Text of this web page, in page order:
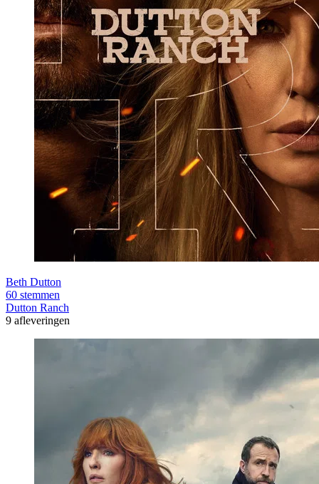
Beth Dutton
60 stemmen
Dutton Ranch
9 afleveringen